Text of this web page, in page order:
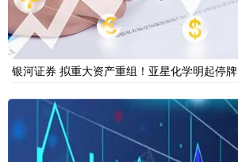
银河证券 拟重大资产重组！亚星化学明起停牌